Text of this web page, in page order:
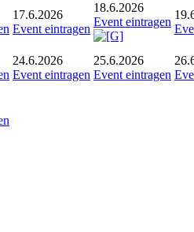
17.6.2026
Event eintragen
18.6.2026
Event eintragen
24.6.2026
Event eintragen
25.6.2026
Event eintragen